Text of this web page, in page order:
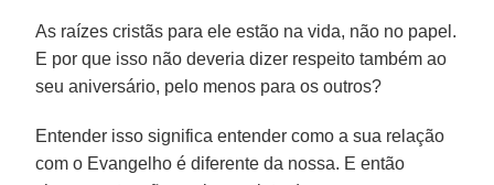
As raízes cristãs para ele estão na vida, não no papel.
E por que isso não deveria dizer respeito também ao
seu aniversário, pelo menos para os outros?
Entender isso significa entender como a sua relação
com o Evangelho é diferente da nossa. E então